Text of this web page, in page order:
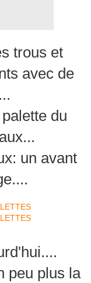
trous et
avec de
du
un avant
peu plus la